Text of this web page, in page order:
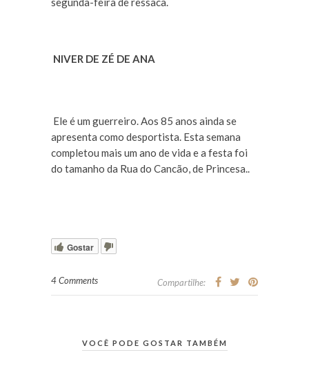
NIVER DE ZÉ DE ANA
Ele é um guerreiro. Aos 85 anos ainda se
apresenta como desportista. Esta semana
completou mais um ano de vida e a festa foi
do tamanho da Rua do Cancão, de Princesa..
Gostar
4 Comments Compartilhe:
VOCÊ PODE GOSTAR TAMBÉM